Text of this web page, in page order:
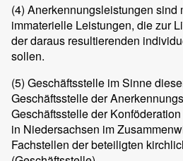
(4) Anerkennungsleistungen sind
immaterielle Leistungen, die zur
der daraus resultierenden
sollen.
(5) Geschäftsstelle im Sinne
Geschäftsstelle der
Geschäftsstelle der
in Niedersachsen im
Fachstellen der beteiligten